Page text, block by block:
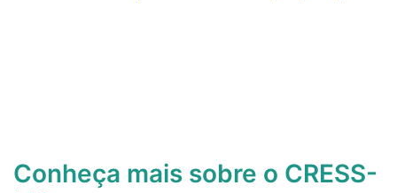
Conheça mais sobre o CRESS-